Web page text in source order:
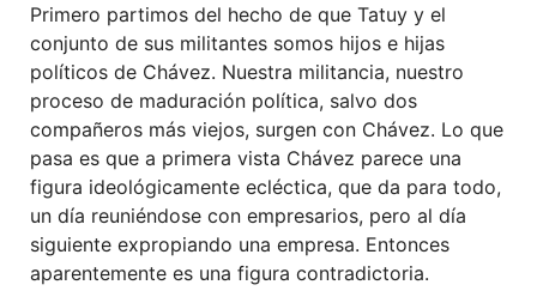
Primero partimos del hecho de que Tatuy y el
conjunto de sus militantes somos hijos e hijas
políticos de Chávez. Nuestra militancia, nuestro
proceso de maduración política, salvo dos
compañeros más viejos, surgen con Chávez. Lo que
pasa es que a primera vista Chávez parece una
figura ideológicamente ecléctica, que da para todo,
un día reuniéndose con empresarios, pero al día
siguiente expropiando una empresa. Entonces
aparentemente es una figura contradictoria.